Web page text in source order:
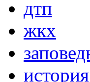
дтп
жкх
история